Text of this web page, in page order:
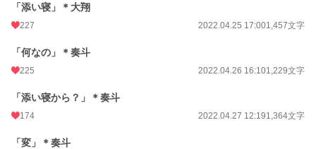
「添い寝」＊大翔
227 2022.04.25 17:001,457文字
「何なの」＊奏斗
225 2022.04.26 16:101,229文字
「添い寝から？」＊奏斗
174 2022.04.27 12:191,364文字
「変」＊奏斗